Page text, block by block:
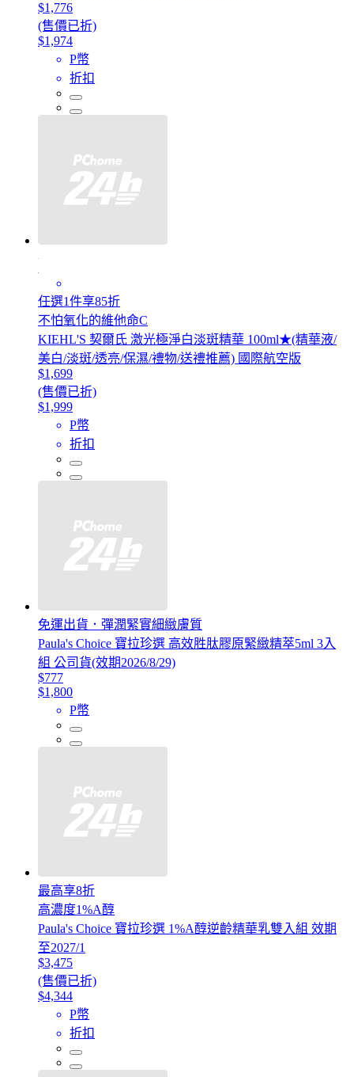
$1,776
(售價已折)
$1,974
P幣
折扣
任選1件享85折
不怕氧化的維他命C
KIEHL'S 契爾氏 激光極淨白淡斑精華 100ml★(精華液/
美白/淡斑/透亮/保濕/禮物/送禮推薦) 國際航空版
$1,699
(售價已折)
$1,999
P幣
折扣
免運出貨．彈潤緊實細緻膚質
Paula's Choice 寶拉珍選 高效胜肽膠原緊緻精萃5ml 3入
組 公司貨(效期2026/8/29)
$777
$1,800
P幣
最高享8折
高濃度1%A醇
Paula's Choice 寶拉珍選 1%A醇逆齡精華乳雙入組 效期
至2027/1
$3,475
(售價已折)
$4,344
P幣
折扣